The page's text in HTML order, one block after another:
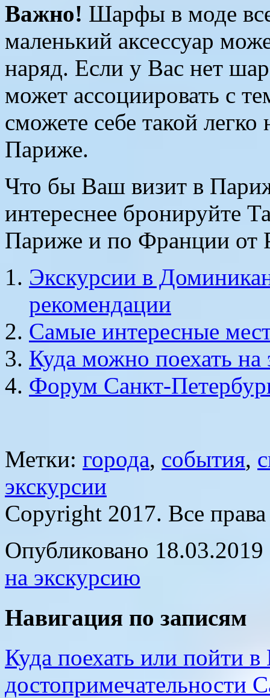
Важно! Шарфы в моде
маленький аксессуар
наряд. Если у Вас нет
может ассоциировать с
сможете себе такой
Париже.
Что бы Ваш визит в
интереснее бронируйте
Париже и по Франции от
Экскурсии в
рекомендации
Самые интересные
Куда можно поехать на
Форум Санкт-
Метки: города, события,
экскурсии
Copyright 2017. Все
Опубликовано 18.03.2019
на экскурсию
Навигация по записям
Куда поехать или пойти
достопримечательности